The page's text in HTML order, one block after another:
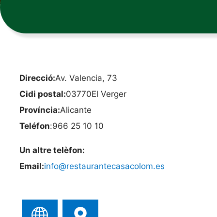
Direcció:Av. Valencia, 73
Cidi postal:03770El Verger
Província:Alicante
Teléfon:966 25 10 10
Un altre telèfon:
Email:info@restaurantecasacolom.es